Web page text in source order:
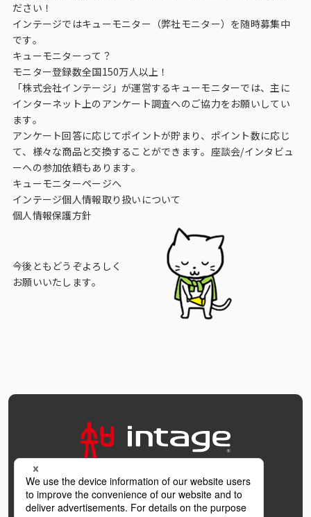
ださい！
インテージではキューモニター（弊社モニター）を随時募集中
です。
キューモニターって？
モニター登録数全国150万人以上！
「株式会社インテージ」が運営するキューモニターでは、主に
インターネット上のアンケート調査へのご協力をお願いしてい
ます。
アンケート回答に応じてポイントが貯まり、ポイント数に応じ
て、様々な商品と交換することができます。座談会/インタビュ
ーへの参加依頼もあります。
キューモニターページへ
インテージ個人情報取り扱いについて
個人情報保護方針
今後ともどうぞよろしく
お願いいたします。